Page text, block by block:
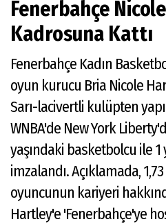
Fenerbahçe
Kadrosuna Kattı
Fenerbahçe Kadın
oyun kurucu Bria Nicole
Sarı-lacivertli kulüpten
WNBA'de New York
yaşındaki basketbolcu ile 1
imzalandı. Açıklamada,
oyuncunun kariyeri
Hartley'e 'Fenerbahçe'ye